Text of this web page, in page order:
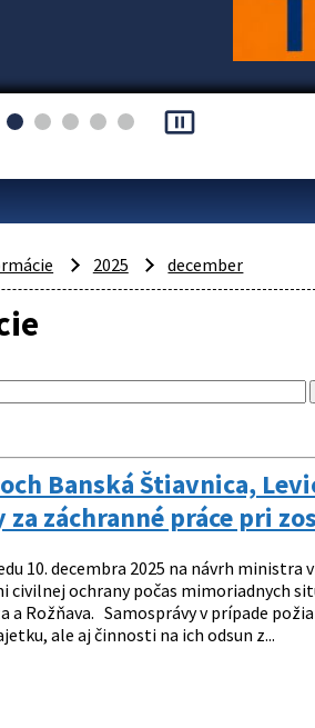
pause_presentation
2025 december
Banská Štiavnica,
záchranné práce pri
10. decembra 2025 na návrh ministra
civilnej ochrany počas mimoriadnych
a Rožňava. Samosprávy v prípade
ale aj činnosti na ich odsun z...